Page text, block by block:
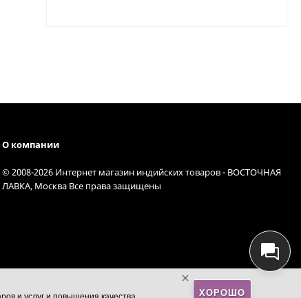
ХОРОШО
О компании
© 2008-2026 Интернет магазин индийских товаров - ВОСТОЧНАЯ
ЛАВКА, Москва Все права защищены